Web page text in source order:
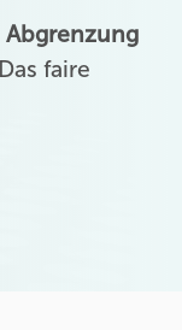
Abgrenzung
faire